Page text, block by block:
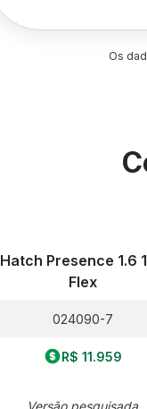
Os
Hatch Presence 1.6
Flex
024090-7
R$ 11.959
Versão pesquisada